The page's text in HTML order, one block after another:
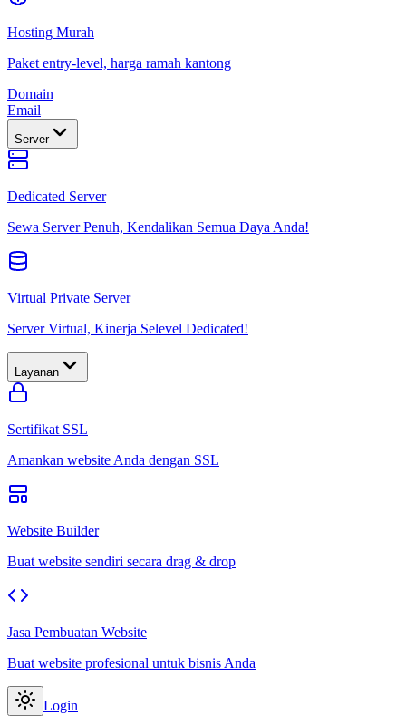
Hosting Murah
Paket entry-level, harga ramah kantong
Domain
Email
Server
Dedicated Server
Sewa Server Penuh, Kendalikan Semua Daya Anda!
Virtual Private Server
Server Virtual, Kinerja Selevel Dedicated!
Layanan
Sertifikat SSL
Amankan website Anda dengan SSL
Website Builder
Buat website sendiri secara drag & drop
Jasa Pembuatan Website
Buat website profesional untuk bisnis Anda
Login